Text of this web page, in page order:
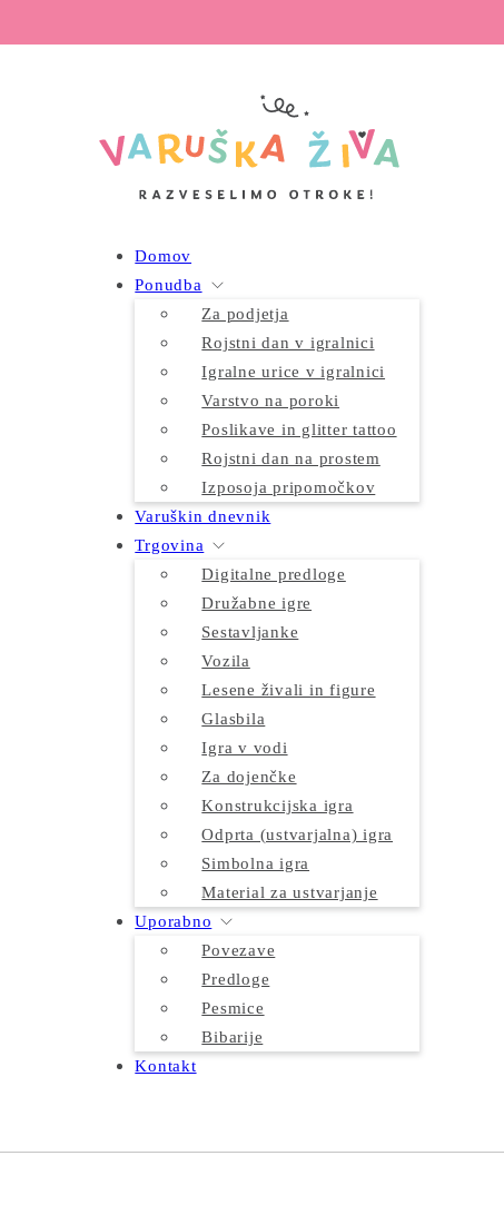
Domov
Ponudba
Za podjetja
Rojstni dan v igralnici
Igralne urice v igralnici
Varstvo na poroki
Poslikave in glitter tattoo
Rojstni dan na prostem
Izposoja pripomočkov
Varuškin dnevnik
Trgovina
Digitalne predloge
Družabne igre
Sestavljanke
Vozila
Lesene živali in figure
Glasbila
Igra v vodi
Za dojenčke
Konstrukcijska igra
Odprta (ustvarjalna) igra
Simbolna igra
Material za ustvarjanje
Uporabno
Povezave
Predloge
Pesmice
Bibarije
Kontakt